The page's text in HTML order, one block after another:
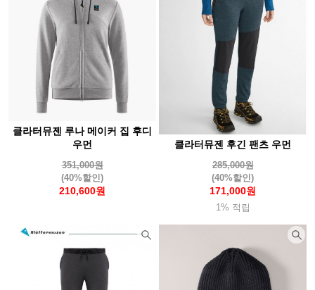
클라터뮤젠 루나 메이커 집 후디
우먼
351,000원
(40%할인)
210,600원
클라터뮤젠 후긴 팬츠 우먼
285,000원
(40%할인)
171,000원
1% 적립